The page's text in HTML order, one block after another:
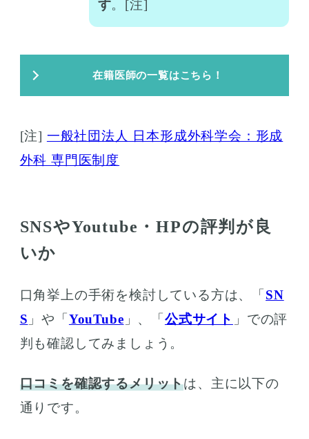
す。[注]
在籍医師の一覧はこちら！
[注] 一般社団法人 日本形成外科学会：形成
外科 専門医制度
SNSやYoutube・HPの評判が良
いか
口角挙上の手術を検討している方は、「 SN
S 」や「 YouTube 」、「 公式サイト 」での評
判も確認してみましょう。
口コミを確認するメリットは、主に以下の
通りです。